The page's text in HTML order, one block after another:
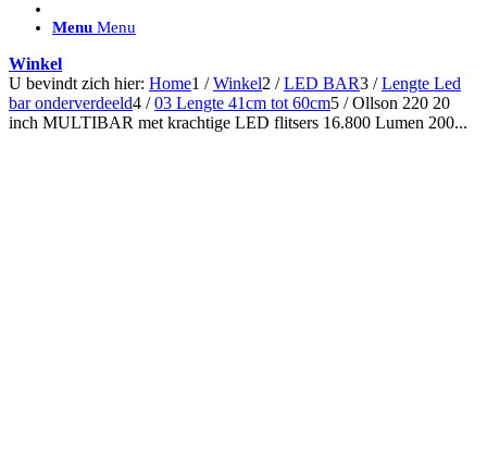
ACCESSOIRES/ AANSLUITMATERIAAL
Can-bus interface
Accessoires Lazer
Kabelboom & Adapters
Installatiemateriaal
Menu Menu
Winkel
U bevindt zich hier: Home1 / Winkel2 / LED BAR3 / Lengte Led
bar onderverdeeld4 / 03 Lengte 41cm tot 60cm5 / Ollson 220 20
inch MULTIBAR met krachtige LED flitsers 16.800 Lumen 200...